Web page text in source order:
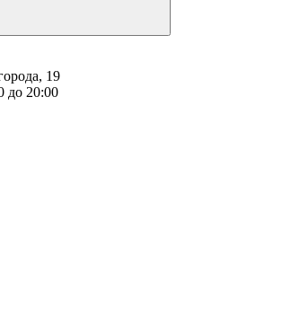
19
до 20:00